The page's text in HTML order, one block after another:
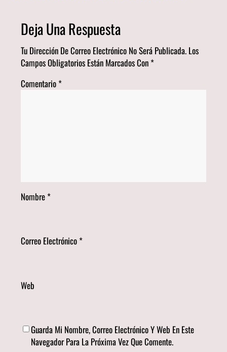
Deja Una Respuesta
Tu Dirección De Correo Electrónico No Será Publicada. Los
Campos Obligatorios Están Marcados Con *
Comentario *
Nombre *
Correo Electrónico *
Web
Guarda Mi Nombre, Correo Electrónico Y Web En Este
Navegador Para La Próxima Vez Que Comente.